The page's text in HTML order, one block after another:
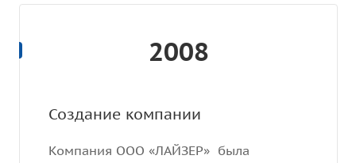
2008
Создание компании
Компания ООО «ЛАЙЗЕР» была